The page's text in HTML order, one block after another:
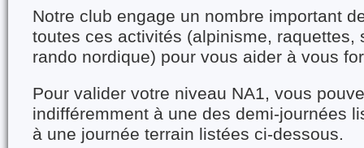
Notre club engage un nombre important
toutes ces activités (alpinisme, raquettes,
rando nordique) pour vous aider à vous
Pour valider votre niveau NA1, vous
indifféremment à une des demi-journées
à une journée terrain listées ci-dessous.